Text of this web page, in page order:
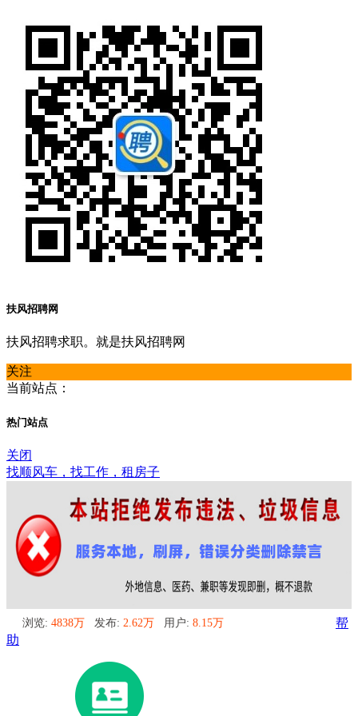
扶风招聘网
扶风招聘求职。就是扶风招聘网
关注
当前站点：
热门站点
关闭
找顺风车，找工作，租房子
浏览: 4838万 发布: 2.62万 用户: 8.15万
帮
助